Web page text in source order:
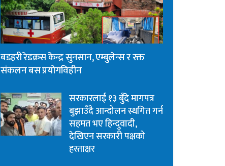
बडहरी रेडक्रस केन्द्र सुनसान, एम्बुलेन्स र रक्त
संकलन बस प्रयोगविहीन
सरकारलाई १३ बुँदे मागपत्र
बुझाउँदै आन्दोलन स्थगित गर्न
सहमत भए हिन्दुवादी,
देखिएन सरकारी पक्षको
हस्ताक्षर